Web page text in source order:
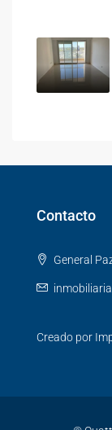
Contacto
General
Creado por